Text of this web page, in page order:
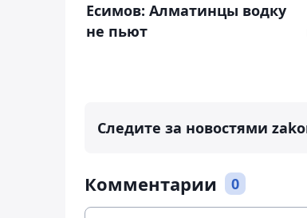
Есимов: Алматинцы водку
не пьют
Следите за новостями
Комментарии 0